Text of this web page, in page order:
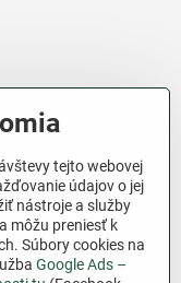
Fungujeme len
tejto webovej
údajov o jej
nástroje a služby
môžu preniesť k
Súbory cookies na
Google Ads –